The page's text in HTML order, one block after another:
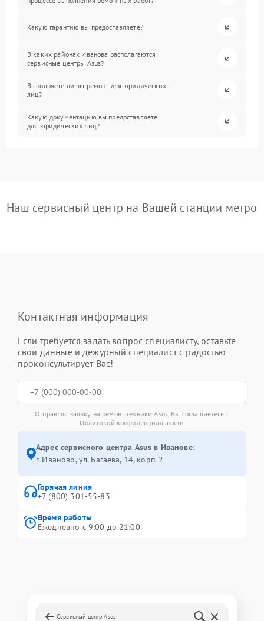
Какую гарантию вы предоставляете?
В каких районах Иванова располагаются
сервисные центры Asus?
Выполняете ли вы ремонт для юридических
лиц?
Какую документацию вы предоставляете
для юридических лиц?
Наш сервисный центр на Вашей станции метро
Контактная информация
Если требуется задать вопрос специалисту, оставьте
свои данные и дежурный специалист с радостью
проконсультирует Вас!
Отправляя заявку на ремонт техники Asus, Вы соглашаетесь с
Политикой конфиденциальности
Адрес сервисного центра Asus в Иванове:
г. Иваново, ул. Багаева, 14, корп. 2
Горячая линия
+7 (800) 301-55-83
Время работы
Ежедневно с 9:00 до 21:00
Сервисный центр Asus